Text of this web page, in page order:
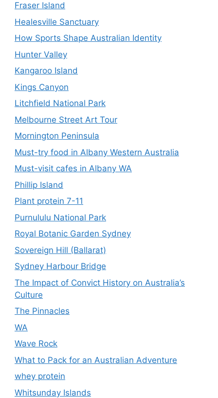
Fraser Island
Healesville Sanctuary
How Sports Shape Australian Identity
Hunter Valley
Kangaroo Island
Kings Canyon
Litchfield National Park
Melbourne Street Art Tour
Mornington Peninsula
Must-try food in Albany Western Australia
Must-visit cafes in Albany WA
Phillip Island
Plant protein 7-11
Purnululu National Park
Royal Botanic Garden Sydney
Sovereign Hill (Ballarat)
Sydney Harbour Bridge
The Impact of Convict History on Australia’s
Culture
The Pinnacles
WA
Wave Rock
What to Pack for an Australian Adventure
whey protein
Whitsunday Islands